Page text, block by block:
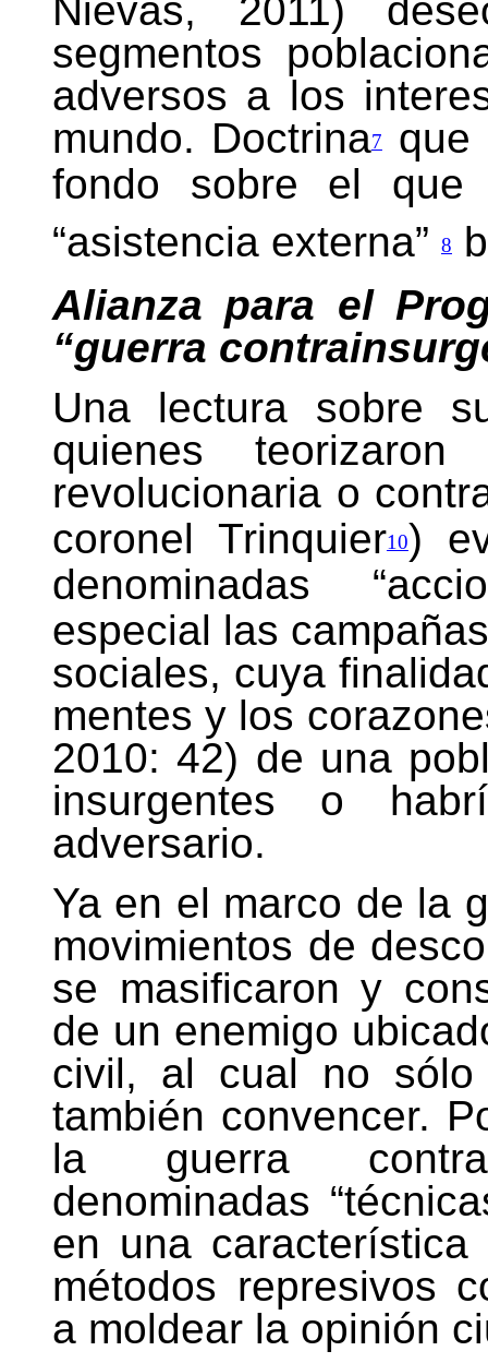
Nievas, 2011)
segmentos
adversos a los
mundo. Doctrina7que
fondo sobre el
“asistencia externa” 8
Alianza para el
“guerra
Una lectura sobre
quienes
revolucionaria o
coronel Trinquier10)
denominadas
especial las
sociales, cuya
mentes y los
2010: 42) de una
insurgentes o
adversario.
Ya en el marco de la
movimientos de
se masificaron y
de un enemigo
civil, al cual no sólo
también convencer.
la guerra
denominadas
en una
métodos represivos
a moldear la opinión